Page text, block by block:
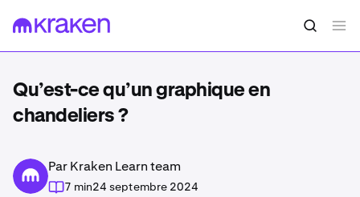
Qu’est-ce qu’un graphique en
chandeliers ?
Par Kraken Learn team
7 min24 septembre 2024